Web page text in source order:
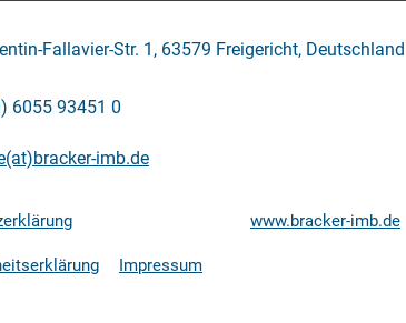
www.bracker-imb.de
6055 93451 0
imb.de
Fallavier-Str. 1, 63579 Freigericht, Deutschland
Impressum